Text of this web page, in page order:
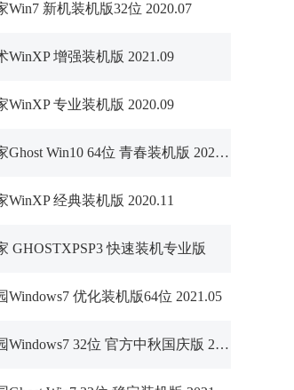
Win7 新机装机版32位 2020.07
WinXP 增强装机版 2021.09
WinXP 专业装机版 2020.09
Win10 64位 青春装机版 2021.05
WinXP 经典装机版 2020.11
GHOSTXPSP3 快速装机专业版
Windows7 优化装机版64位 2021.05
32位 官方中秋国庆版 2020.10